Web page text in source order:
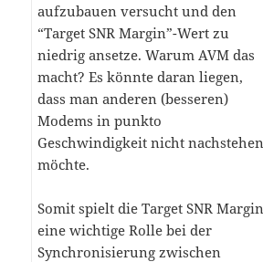
aufzubauen versucht und den
“Target SNR Margin”-Wert zu
niedrig ansetze. Warum AVM das
macht? Es könnte daran liegen,
dass man anderen (besseren)
Modems in punkto
Geschwindigkeit nicht nachstehen
möchte.
Somit spielt die Target SNR Margin
eine wichtige Rolle bei der
Synchronisierung zwischen